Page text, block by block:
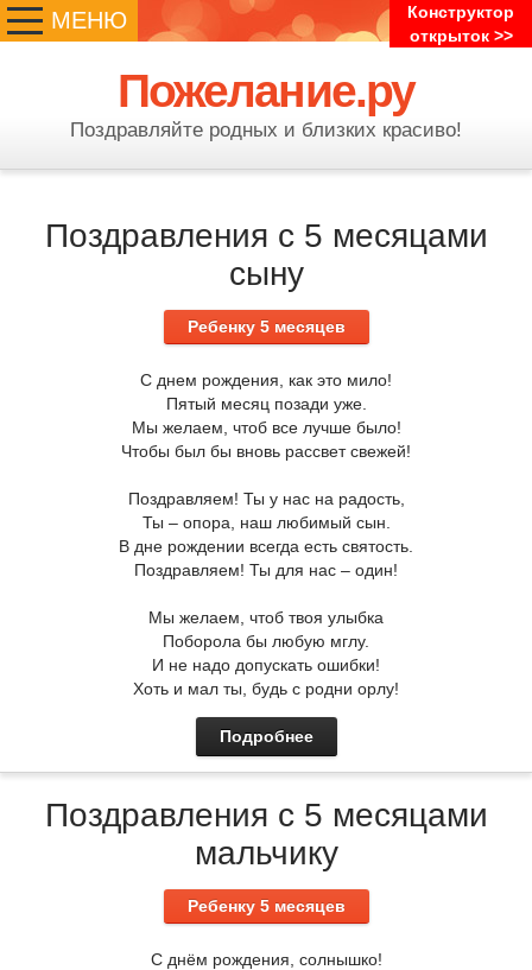
Конструктор
открыток >>
МЕНЮ
Пожелание.ру
Поздравляйте родных и близких красиво!
Поздравления с 5 месяцами
сыну
Ребенку 5 месяцев
С днем рождения, как это мило!
Пятый месяц позади уже.
Мы желаем, чтоб все лучше было!
Чтобы был бы вновь рассвет свежей!
Поздравляем! Ты у нас на радость,
Ты – опора, наш любимый сын.
В дне рождении всегда есть святость.
Поздравляем! Ты для нас – один!
Мы желаем, чтоб твоя улыбка
Поборола бы любую мглу.
И не надо допускать ошибки!
Хоть и мал ты, будь с родни орлу!
Подробнее
Поздравления с 5 месяцами
мальчику
Ребенку 5 месяцев
С днём рождения, солнышко!